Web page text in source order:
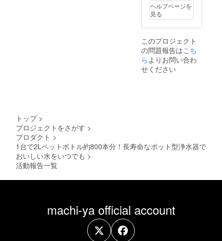
ヘルプページを
見る
このプロジェクト
の問題報告はこち
らよりお問い合わ
せください
トップ >
プロジェクトをさがす >
プロダクト >
1台で2Lペットボトル約800本分！長寿命なポット型浄水器で
おいしい水をいつでも >
活動報告一覧
machi-ya official account